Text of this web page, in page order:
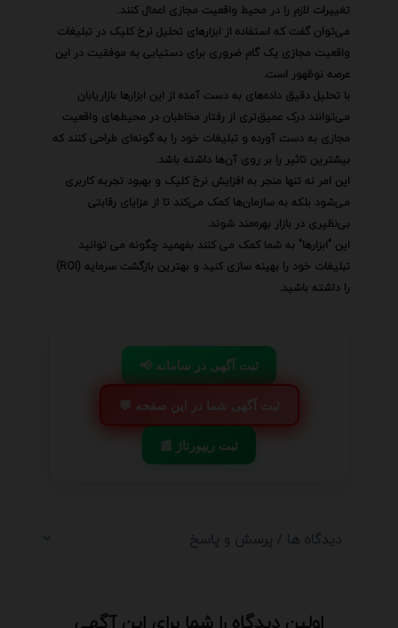
تغییرات لازم را در محیط واقعیت مجازی اعمال کنند.
می‌توان گفت که استفاده از ابزارهای تحلیل نرخ کلیک در تبلیغات
واقعیت مجازی یک گام ضروری برای دستیابی به موفقیت در این
عرصه نوظهور است.
با تحلیل دقیق داده‌های به دست آمده از این ابزارها بازاریابان
می‌توانند درک عمیق‌تری از رفتار مخاطبان در محیط‌های واقعیت
مجازی به دست آورده و تبلیغات خود را به گونه‌ای طراحی کنند که
بیشترین تاثیر را بر روی آن‌ها داشته باشد.
این امر نه تنها منجر به افزایش نرخ کلیک و بهبود تجربه کاربری
می‌شود بلکه به سازمان‌ها کمک می‌کند تا از مزایای رقابتی
بی‌نظیری در بازار بهره‌مند شوند.
این "ابزارها" به شما کمک می کنند بفهمید چگونه می توانید
تبلیغات خود را بهینه سازی کنید و بهترین بازگشت سرمایه (ROI)
را داشته باشید.
📢 ثبت آگهی در سامانه
💬 ثبت آگهی شما در این صفحه
📰 ثبت ریپورتاژ
دیدگاه ها / پرسش و پاسخ